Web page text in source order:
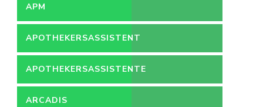
APM
APOTHEKERSASSISTENT
APOTHEKERSASSISTENTE
ARCADIS